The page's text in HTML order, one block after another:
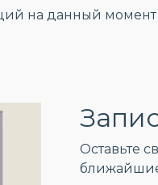
на данный момент
Оставьте